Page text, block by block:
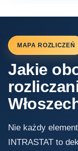
MAPA ROZLICZEŃ
Jakie
Nie każdy
INTRASTAT to